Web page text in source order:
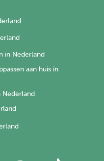
in Nederland
aan huis in